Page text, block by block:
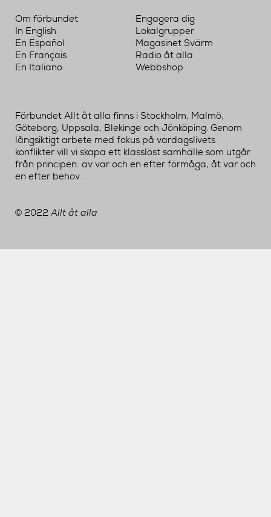
Om förbundet
In English
En Español
En Français
En Italiano
Engagera dig
Lokalgrupper
Magasinet Svärm
Radio åt alla
Webbshop
Förbundet Allt åt alla finns i Stockholm, Malmö,
Göteborg, Uppsala, Blekinge och Jönköping. Genom
långsiktigt arbete med fokus på vardagslivets
konflikter vill vi skapa ett klasslöst samhälle som utgår
från principen: av var och en efter förmåga, åt var och
en efter behov.
© 2022Allt åt alla